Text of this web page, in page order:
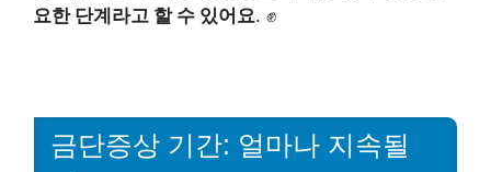
요한 단계라고 할 수 있어요. ✊
금단증상 기간: 얼마나 지속될